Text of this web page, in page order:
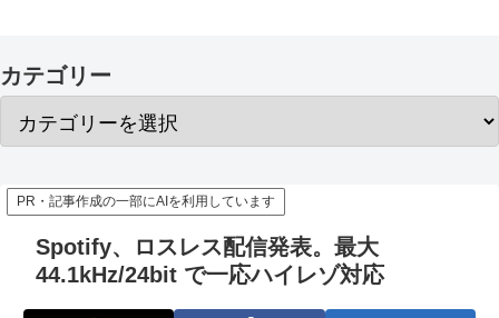
カテゴリー
PR・記事作成の一部にAIを利用しています
Spotify、ロスレス配信発表。最大
44.1kHz/24bit で一応ハイレゾ対応